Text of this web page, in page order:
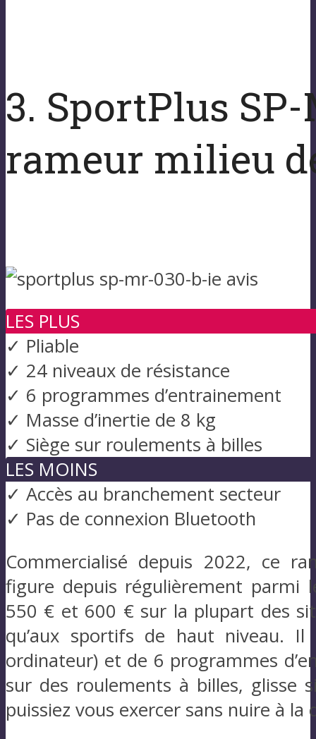
3. SportPlus
rameur milieu
LES PLUS
✓ Pliable
✓ 24 niveaux de résistance
✓ 6 programmes d’entrainement
✓ Masse d’inertie de 8 kg
✓ Siège sur roulements à billes
LES MOINS
✓ Accès au branchement secteur
✓ Pas de connexion Bluetooth
Commercialisé depuis 2022, ce
figure depuis régulièrement parmi
550 € et 600 € sur la plupart des
qu’aux sportifs de haut niveau.
ordinateur) et de 6 programmes
sur des roulements à billes, glisse
puissiez vous exercer sans nuire à